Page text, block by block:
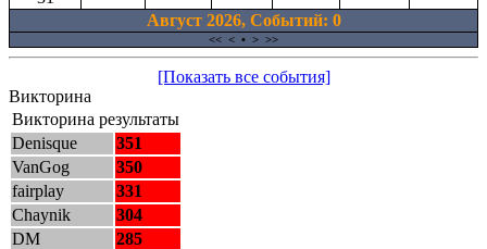
Август 2026, Cобытий: 0
<< < • > >>
[Показать все события]
Викторина
Викторина результаты
Denisque
351
VanGog
350
fairplay
331
Chaynik
304
DM
285